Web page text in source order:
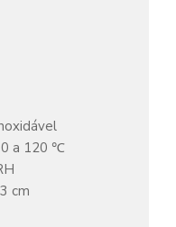
0 a 120 ℃
cm